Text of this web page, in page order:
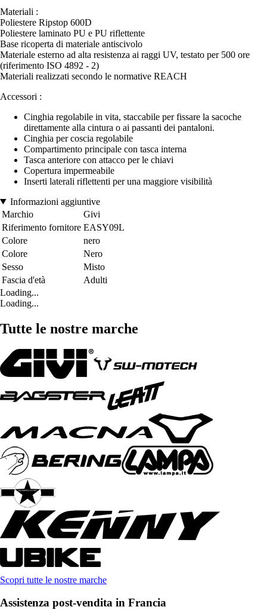
Materiali :
Poliestere Ripstop 600D
Poliestere laminato PU e PU riflettente
Base ricoperta di materiale antiscivolo
Materiale esterno ad alta resistenza ai raggi UV, testato per 500 ore
(riferimento ISO 4892 - 2)
Materiali realizzati secondo le normative REACH
Accessori :
Cinghia regolabile in vita, staccabile per fissare la sacoche
direttamente alla cintura o ai passanti dei pantaloni.
Cinghia per coscia regolabile
Compartimento principale con tasca interna
Tasca anteriore con attacco per le chiavi
Copertura impermeabile
Inserti laterali riflettenti per una maggiore visibilità
Informazioni aggiuntive
Marchio
Givi
Riferimento fornitore EASY09L
Colore
nero
Colore
Nero
Sesso
Misto
Fascia d'età
Adulti
Loading...
Loading...
Tutte le nostre marche
Scopri tutte le nostre marche
Assistenza post-vendita in Francia